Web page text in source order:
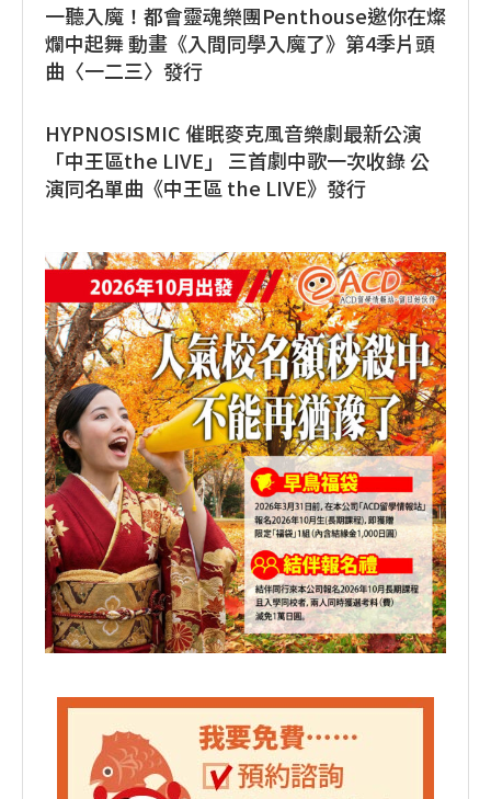
一聽入魔！都會靈魂樂團Penthouse邀你在燦
爛中起舞 動畫《入間同學入魔了》第4季片頭
曲〈一二三〉發行
HYPNOSISMIC 催眠麥克風音樂劇最新公演
「中王區the LIVE」 三首劇中歌一次收錄 公
演同名單曲《中王區 the LIVE》發行